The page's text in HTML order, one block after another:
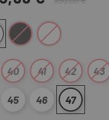
Negro
Blanco-Amarillo
40 41 42 43
45 46 47